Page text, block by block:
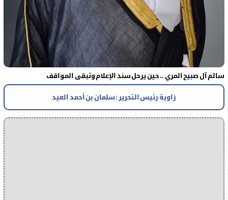
سالم آل صبيح المري .. حين يرحل سند الإعلام وتبقى المواقف
زاوية رئيس التحرير : سلمان بن أحمد العيد